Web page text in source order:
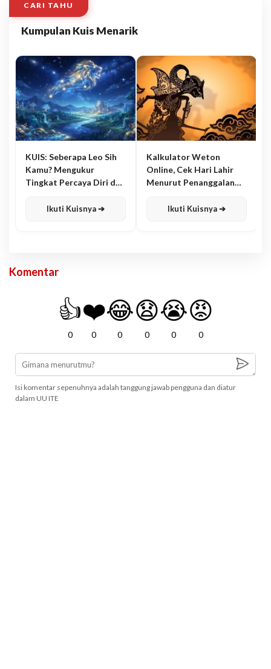
CARI TAHU
Kumpulan Kuis Menarik
KUIS: Seberapa Leo Sih
Kamu? Mengukur
Tingkat Percaya Diri dan
Ikuti Kuisnya ➔
Kalkulator Weton
Online, Cek Hari Lahir
Menurut Penanggalan
Ikuti Kuisnya ➔
Komentar
👍
0
❤️
0
😂
0
😧
0
😭
0
😡
0
Isi komentar sepenuhnya adalah tanggung jawab pengguna dan diatur
dalam UU ITE